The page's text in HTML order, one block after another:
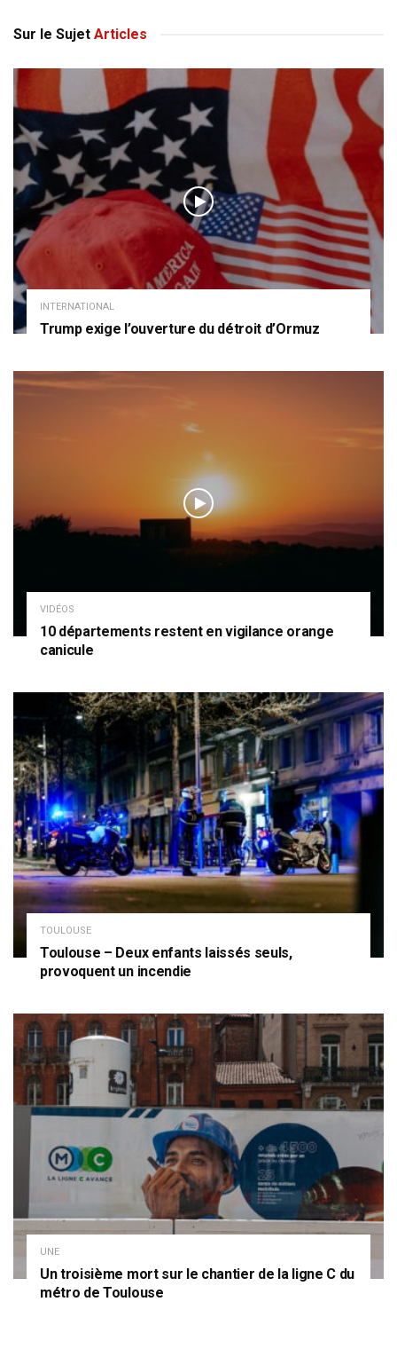
Sur le Sujet Articles
INTERNATIONAL
Trump exige l’ouverture du détroit d’Ormuz
VIDÉOS
10 départements restent en vigilance orange
canicule
TOULOUSE
Toulouse – Deux enfants laissés seuls,
provoquent un incendie
UNE
Un troisième mort sur le chantier de la ligne C du
métro de Toulouse